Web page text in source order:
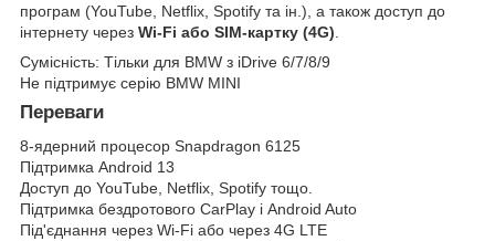
програм (YouTube, Netflix, Spotify та ін.), а також доступ до
інтернету через Wi-Fi або SIM-картку (4G)
Сумісність: Тільки для BMW з iDrive 6/7/8/9
Не підтримує серію BMW MINI
Переваги
8-ядерний процесор Snapdragon 6125
Підтримка Android 13
Доступ до YouTube, Netflix, Spotify тощо.
Підтримка бездротового CarPlay і Android Auto
Під'єднання через Wi-Fi або через 4G LTE